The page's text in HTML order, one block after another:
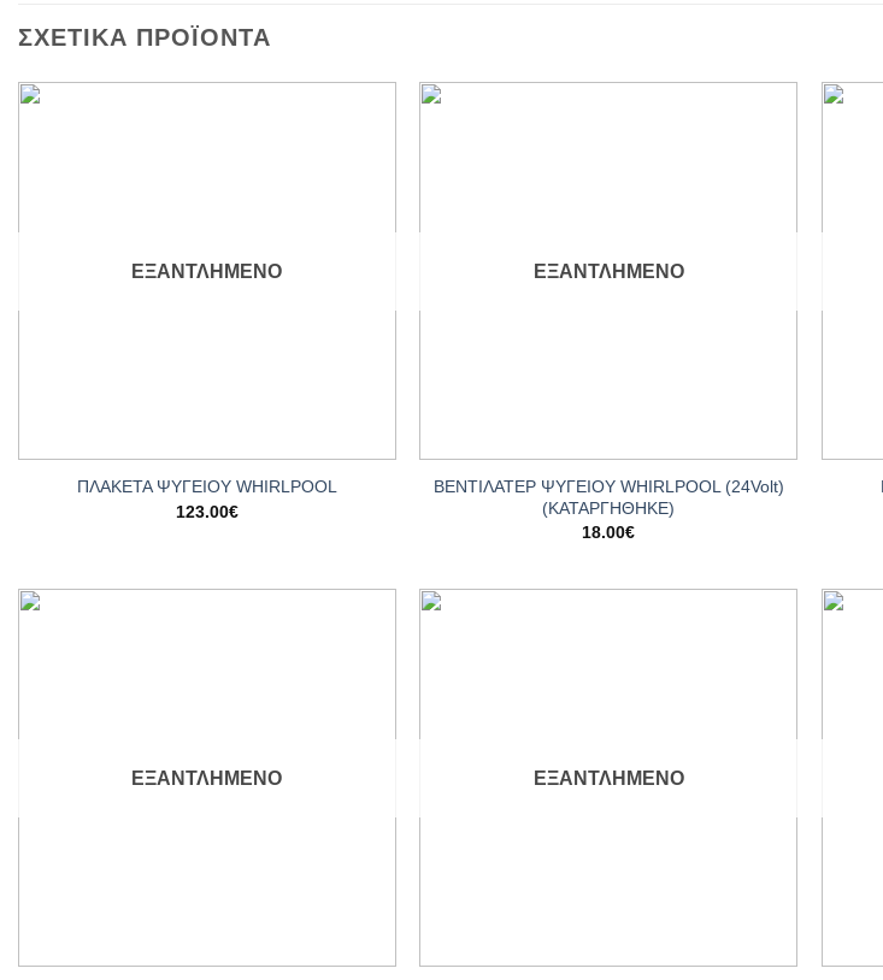
ΣΧΕΤΙΚΆ ΠΡΟΪΌΝΤΑ
ΕΞΑΝΤΛΗΜΈΝΟ
ΠΛΑΚΕΤΑ ΨΥΓΕΙΟΥ WHIRLPOOL
123.00€
ΕΞΑΝΤΛΗΜΈΝΟ
ΒΕΝΤΙΛΑΤΕΡ ΨΥΓΕΙΟY WHIRLPOOL (24Volt)
(ΚΑΤΑΡΓΗΘΗΚΕ)
18.00€
ΕΞΑΝΤΛΗΜΈΝΟ ΕΞΑΝΤΛΗΜΈΝΟ